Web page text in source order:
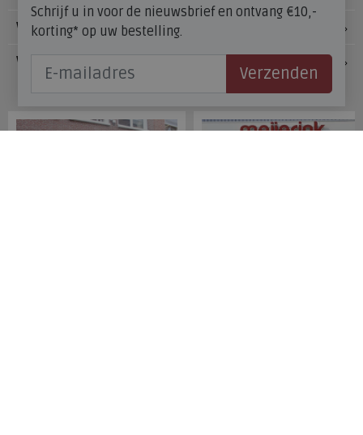
Voetzorg
Veelgestelde vragen
Schrijf u in voor de nieuwsbrief en ontvang €10,-
korting* op uw bestelling.
Verzenden